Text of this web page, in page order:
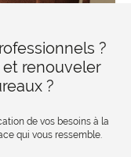
?
renouveler
?
de vos besoins à la
qui vous ressemble.